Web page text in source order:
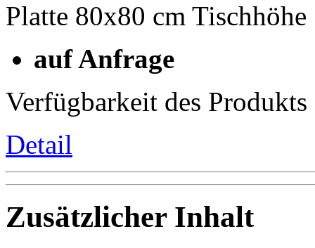
Platte 80x80 cm Tischhöhe
auf Anfrage
Verfügbarkeit des Produkts
Detail
Zusätzlicher Inhalt